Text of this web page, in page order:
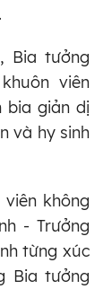
Bia tưởng
viên
bia giản dị
và hy sinh
không
- Trưởng
từng xúc
Bia tưởng